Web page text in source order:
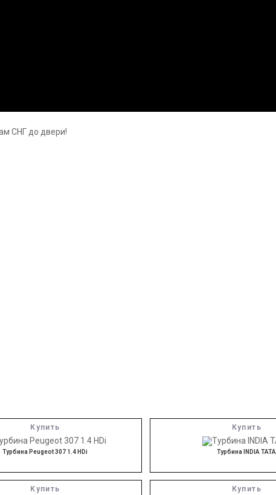
СНГ до двери!
Купить
Турбина Peugeot 307 1.4 HDi
Купить
Турбина INDIA TATA
Купить Купить